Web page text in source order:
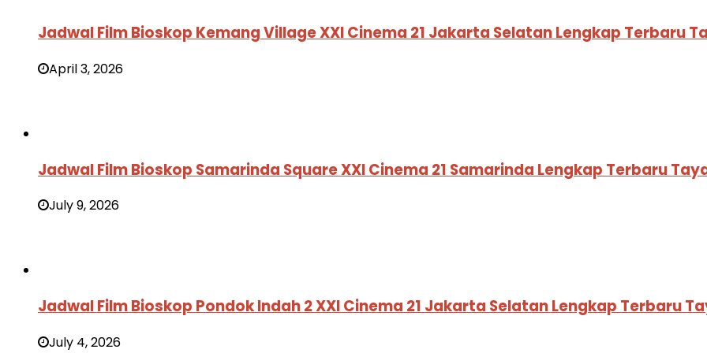
Jadwal Film Bioskop Kemang Village XXI Cinema 21 Jakarta Selatan Lengkap Terbaru
April 3, 2026
Jadwal Film Bioskop Samarinda Square XXI Cinema 21 Samarinda Lengkap Terbaru
July 9, 2026
Jadwal Film Bioskop Pondok Indah 2 XXI Cinema 21 Jakarta Selatan Lengkap Terbaru
July 4, 2026